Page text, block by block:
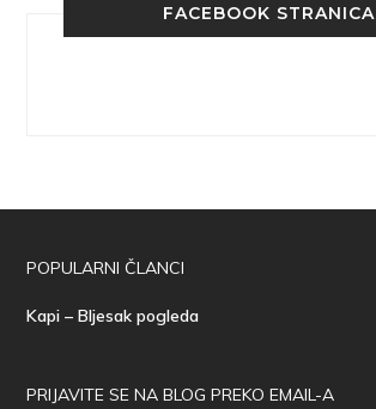
FACEBOOK STRANICA
POPULARNI ČLANCI
Kapi – Bljesak pogleda
PRIJAVITE SE NA BLOG PREKO EMAIL-A